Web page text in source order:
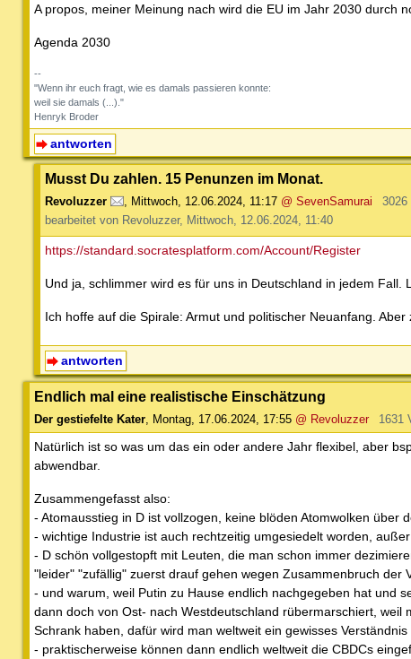
A propos, meiner Meinung nach wird die EU im Jahr 2030 durch
Agenda 2030
--
"Wenn ihr euch fragt, wie es damals passieren konnte:
weil sie damals (...)."
Henryk Broder
antworten
Musst Du zahlen. 15 Penunzen im Monat.
Revoluzzer , Mittwoch, 12.06.2024, 11:17 @ SevenSamurai
3026
bearbeitet von Revoluzzer, Mittwoch, 12.06.2024, 11:40
https://standard.socratesplatform.com/Account/Register
Und ja, schlimmer wird es für uns in Deutschland in jedem
Ich hoffe auf die Spirale: Armut und politischer Neuanfang.
antworten
Endlich mal eine realistische Einschätzung
Der gestiefelte Kater, Montag, 17.06.2024, 17:55 @ Revoluzzer 1631
Natürlich ist so was um das ein oder andere Jahr flexibel, aber
abwendbar.
Zusammengefasst also:
- Atomausstieg in D ist vollzogen, keine blöden Atomwolken
- wichtige Industrie ist auch rechtzeitig umgesiedelt worden,
- D schön vollgestopft mit Leuten, die man schon immer
"leider" "zufällig" zuerst drauf gehen wegen Zusammenbruch
- und warum, weil Putin zu Hause endlich nachgegeben hat und
dann doch von Ost- nach Westdeutschland rübermarschiert,
Schrank haben, dafür wird man weltweit ein gewisses
- praktischerweise können dann endlich weltweit die CBDCs